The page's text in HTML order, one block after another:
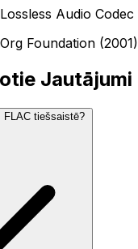
Audio Codec
Foundation (2001)
Jautājumi
FLAC tiešsaistē?